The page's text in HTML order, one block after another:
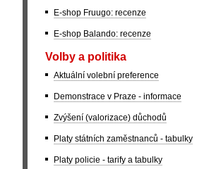
E-shop Fruugo: recenze
E-shop Balando: recenze
Volby a politika
Aktuální volební preference
Demonstrace v Praze - informace
Zvýšení (valorizace) důchodů
Platy státních zaměstnanců - tabulky
Platy policie - tarify a tabulky